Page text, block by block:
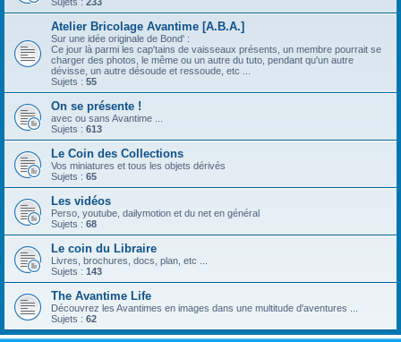
Atelier Bricolage Avantime [A.B.A.]
Sur une idée originale de Bond' :
Ce jour là parmi les cap'tains de vaisseaux présents, un membre pourrait se
charger des photos, le même ou un autre du tuto, pendant qu'un autre
dévisse, un autre désoude et ressoude, etc ...
Sujets : 55
On se présente !
avec ou sans Avantime ...
Sujets : 613
Le Coin des Collections
Vos miniatures et tous les objets dérivés
Sujets : 65
Les vidéos
Perso, youtube, dailymotion et du net en général
Sujets : 68
Le coin du Libraire
Livres, brochures, docs, plan, etc ...
Sujets : 143
The Avantime Life
Découvrez les Avantimes en images dans une multitude d'aventures ...
Sujets : 62